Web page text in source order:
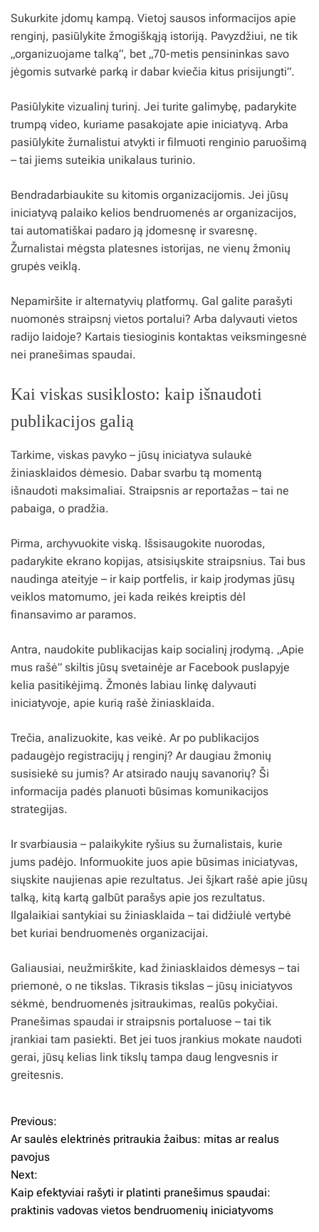
Sukurkite įdomų kampą. Vietoj sausos informacijos apie
renginį, pasiūlykite žmogiškąją istoriją. Pavyzdžiui, ne tik
„organizuojame talką”, bet „70-metis pensininkas savo
jėgomis sutvarkė parką ir dabar kviečia kitus prisijungti”.
Pasiūlykite vizualinį turinį. Jei turite galimybę, padarykite
trumpą video, kuriame pasakojate apie iniciatyvą. Arba
pasiūlykite žurnalistui atvykti ir filmuoti renginio paruošimą
– tai jiems suteikia unikalaus turinio.
Bendradarbiaukite su kitomis organizacijomis. Jei jūsų
iniciatyvą palaiko kelios bendruomenės ar organizacijos,
tai automatiškai padaro ją įdomesnę ir svaresnę.
Žurnalistai mėgsta platesnes istorijas, ne vienų žmonių
grupės veiklą.
Nepamiršite ir alternatyvių platformų. Gal galite parašyti
nuomonės straipsnį vietos portalui? Arba dalyvauti vietos
radijo laidoje? Kartais tiesioginis kontaktas veiksmingesnė
nei pranešimas spaudai.
Kai viskas susiklosto: kaip išnaudoti
publikacijos galią
Tarkime, viskas pavyko – jūsų iniciatyva sulaukė
žiniasklaidos dėmesio. Dabar svarbu tą momentą
išnaudoti maksimaliai. Straipsnis ar reportažas – tai ne
pabaiga, o pradžia.
Pirma, archyvuokite viską. Išsisaugokite nuorodas,
padarykite ekrano kopijas, atsisiųskite straipsnius. Tai bus
naudinga ateityje – ir kaip portfelis, ir kaip įrodymas jūsų
veiklos matomumo, jei kada reikės kreiptis dėl
finansavimo ar paramos.
Antra, naudokite publikacijas kaip socialinį įrodymą. „Apie
mus rašė” skiltis jūsų svetainėje ar Facebook puslapyje
kelia pasitikėjimą. Žmonės labiau linkę dalyvauti
iniciatyvoje, apie kurią rašė žiniasklaida.
Trečia, analizuokite, kas veikė. Ar po publikacijos
padaugėjo registracijų į renginį? Ar daugiau žmonių
susisiekė su jumis? Ar atsirado naujų savanorių? Ši
informacija padės planuoti būsimas komunikacijos
strategijas.
Ir svarbiausia – palaikykite ryšius su žurnalistais, kurie
jums padėjo. Informuokite juos apie būsimas iniciatyvas,
siųskite naujienas apie rezultatus. Jei šįkart rašė apie jūsų
talką, kitą kartą galbūt parašys apie jos rezultatus.
Ilgalaikiai santykiai su žiniasklaida – tai didžiulė vertybė
bet kuriai bendruomenės organizacijai.
Galiausiai, neužmirškite, kad žiniasklaidos dėmesys – tai
priemonė, o ne tikslas. Tikrasis tikslas – jūsų iniciatyvos
sėkmė, bendruomenės įsitraukimas, realūs pokyčiai.
Pranešimas spaudai ir straipsnis portaluose – tai tik
įrankiai tam pasiekti. Bet jei tuos įrankius mokate naudoti
gerai, jūsų kelias link tikslų tampa daug lengvesnis ir
greitesnis.
N
a
v
i
Previous:
Ar saulės elektrinės pritraukia žaibus: mitas ar realus
pavojus
Next:
Kaip efektyviai rašyti ir platinti pranešimus spaudai:
praktinis vadovas vietos bendruomenių iniciatyvoms